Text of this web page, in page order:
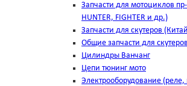
Запчасти для мотоциклов
HUNTER, FIGHTER и др.)
Запчасти для скутеров
Общие запчасти для
Цилиндры Ванчанг
Цепи тюнинг мото
Электрооборудование